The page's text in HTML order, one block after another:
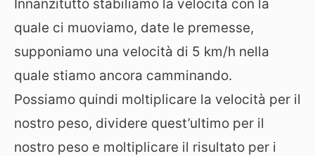
Innanzitutto stabiliamo la velocità con la
quale ci muoviamo, date le premesse,
supponiamo una velocità di 5 km/h nella
quale stiamo ancora camminando.
Possiamo quindi moltiplicare la velocità per il
nostro peso, dividere quest’ultimo per il
nostro peso e moltiplicare il risultato per i